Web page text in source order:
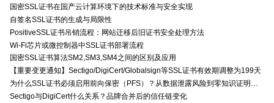
国密SSL证书在国产云计算环境下的技术标准与安全实现
自签名SSL证书的生成与局限性
PositiveSSL证书吊销流程：网站迁移后旧证书安全处理方法
Wi-Fi芯片或微控制器中SSL证书部署流程
国密SSL证书算法SM2,SM3,SM4之间的区别及应用
【重要变更通知】Sectigo/DigiCert/Globalsign等SSL证书有效期调整为199天
为什么SSL证书必须启用前向保密（PFS）？从数据泄露风险到零知识证明的安全价值分析
Sectigo与DigiCert什么关系？品牌合并后的信任链变化